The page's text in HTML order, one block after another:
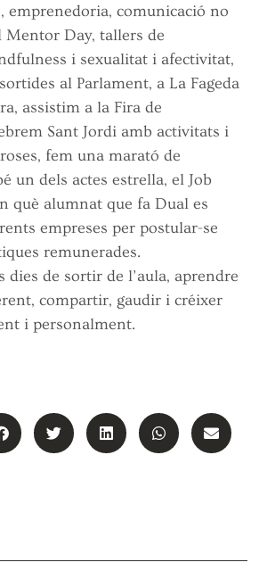
emprenedoria, comunicació no
Mentor Day, tallers de
i sexualitat i afectivitat,
al Parlament, a La Fageda
assistim a la Fira de
Sant Jordi amb activitats i
fem una marató de
un dels actes estrella, el Job
què alumnat que fa Dual es
empreses per postular-se
remunerades.
dies de sortir de l’aula, aprendre
compartir, gaudir i créixer
i personalment.